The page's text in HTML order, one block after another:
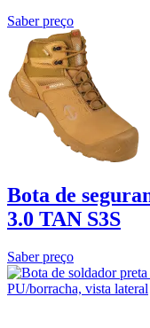
Saber preço
Bota de
3.0 TAN S3S
Saber preço